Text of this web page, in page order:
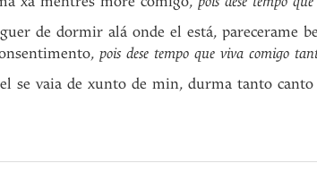
de dormir alá onde el está, parecerame
pois dese tempo que viva comigo
se vaia de xunto de min, durma tanto